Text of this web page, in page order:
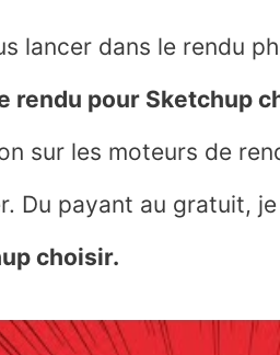
lancer dans le rendu
rendu pour Sketchup
sur les moteurs de
Du payant au gratuit,
choisir.